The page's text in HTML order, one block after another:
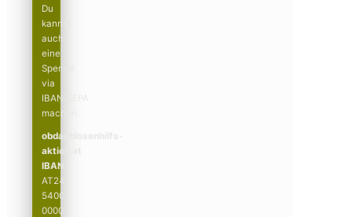
Du
kannst
auch
eine
Spende
via
IBAN/SEPA
machen.
obdachlosenhilfs­­
aktion.at
IBAN:
AT24
5400
0000